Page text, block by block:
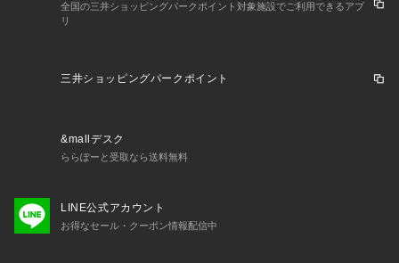
全国の三井ショッピングパークポイント対象施設でご利用できるアプ
リ
三井ショッピングパークポイント
&mallデスク
ららぽーと受取なら送料無料
LINE公式アカウント
お得なセール・クーポン情報配信中